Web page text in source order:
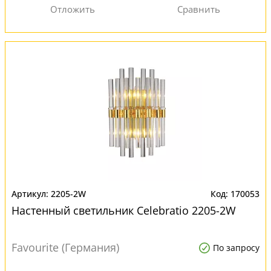
2205-2W 170053
Настенный светильник Сelebratio 2205-2W
Favourite (Германия) По запросу